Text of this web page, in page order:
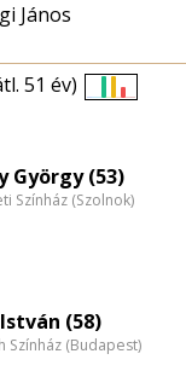
János
51 év)
nagyítása
György (53)
Színház (Szolnok)
(58)
Színház (Budapest)